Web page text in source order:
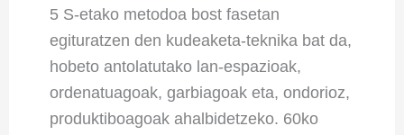
5 S-etako metodoa bost fasetan
egituratzen den kudeaketa-teknika bat da,
hobeto antolatutako lan-espazioak,
ordenatuagoak, garbiagoak eta, ondorioz,
produktiboagoak ahalbidetzeko. 60ko